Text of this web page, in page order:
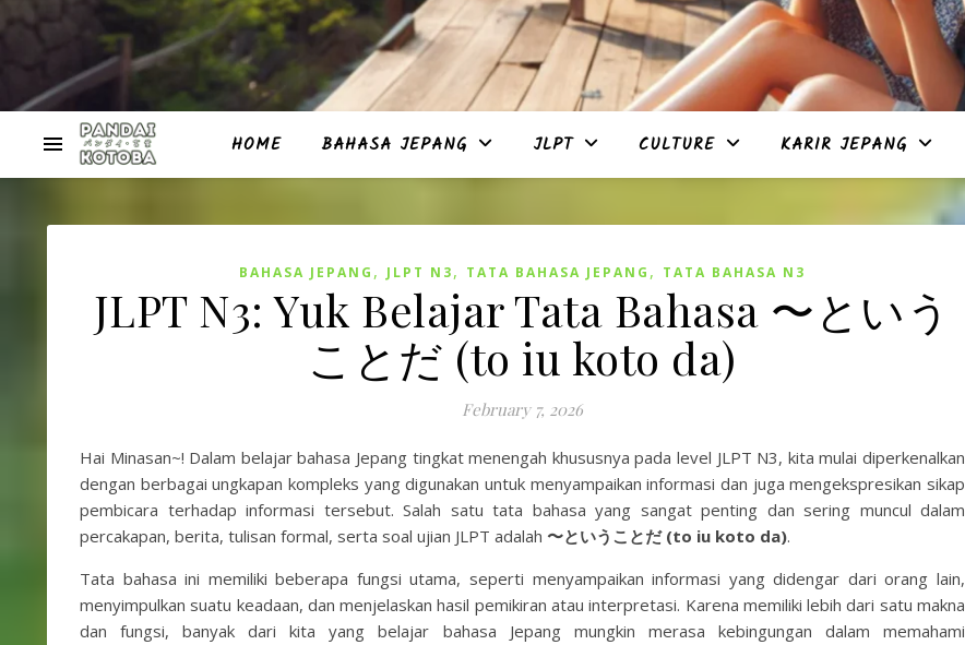
HOME BAHASA JEPANG JLPT CULTURE KARIR JEPANG
BAHASA JEPANG , JLPT N3, TATA BAHASA JEPANG , TATA BAHASA N3
JLPT N3: Yuk Belajar Tata Bahasa 〜という
ことだ (to iu koto da)
February 7, 2026
Hai Minasan~! Dalam belajar bahasa Jepang tingkat menengah khususnya pada level JLPT N3, kita mulai diperkenalkan
dengan berbagai ungkapan kompleks yang digunakan untuk menyampaikan informasi dan juga mengekspresikan sikap
pembicara terhadap informasi tersebut. Salah satu tata bahasa yang sangat penting dan sering muncul dalam
percakapan, berita, tulisan formal, serta soal ujian JLPT adalah 〜ということだ (to iu koto da).
Tata bahasa ini memiliki beberapa fungsi utama, seperti menyampaikan informasi yang didengar dari orang lain,
menyimpulkan suatu keadaan, dan menjelaskan hasil pemikiran atau interpretasi. Karena memiliki lebih dari satu makna
dan fungsi, banyak dari kita yang belajar bahasa Jepang mungkin merasa kebingungan dalam memahami